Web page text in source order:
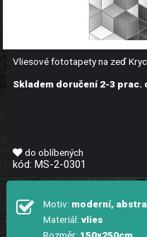
Vliesové fototapety na zeď
Skladem doručení 2-3 prac.
do oblíbených
kód: MS-2-0301
Motiv: moderní,
Materiál: vlies